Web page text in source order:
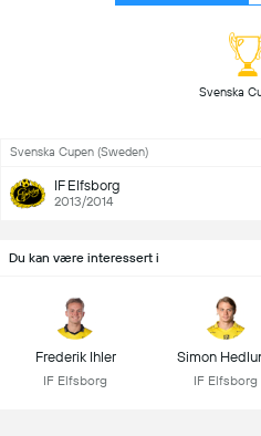
Svenska Cupen (Sweden)
IF Elfsborg
2013/2014
Du kan være interessert i
Frederik Ihler
IF Elfsborg
Simon
IF Elfsborg